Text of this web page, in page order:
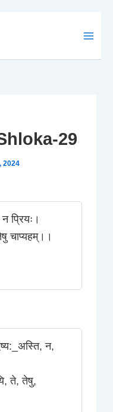
Shloka-29
2024
प्रियः।
चाप्यहम्।।
न,
ते, तेषु,